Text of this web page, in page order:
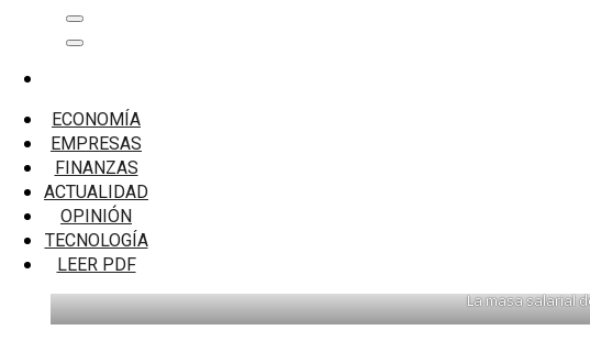
Menú
principal
ECONOMÍA
EMPRESAS
FINANZAS
ACTUALIDAD
OPINIÓN
TECNOLOGÍA
LEER PDF
Empleo formal total a nivel nacional aumentó 0,9% interanual
Empleo formal total a nivel nacional aumentó
Los puestos de trabajo formales del sector privado aumentaron 1,2%
La masa salarial